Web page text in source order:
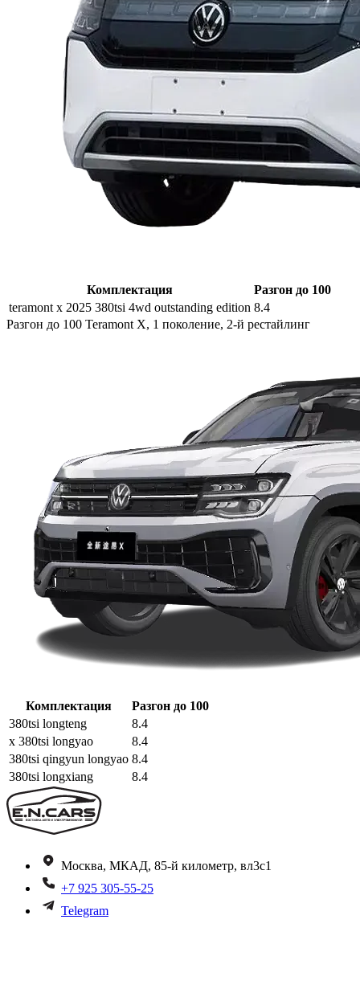
Комплектация
Разгон до 100
teramont x 2025 380tsi 4wd outstanding edition 8.4
Разгон до 100 Teramont X, 1 поколение, 2-й рестайлинг
Комплектация
Разгон до 100
380tsi longteng
8.4
x 380tsi longyao
8.4
380tsi qingyun longyao 8.4
380tsi longxiang
8.4
Москва, МКАД, 85-й километр, вл3с1
+7 925 305-55-25
Telegram